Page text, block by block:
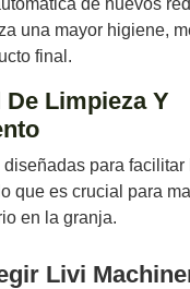
de huevos
una mayor higiene,
final.
Limpieza Y
para facilitar
que es crucial para
en la granja.
Livi